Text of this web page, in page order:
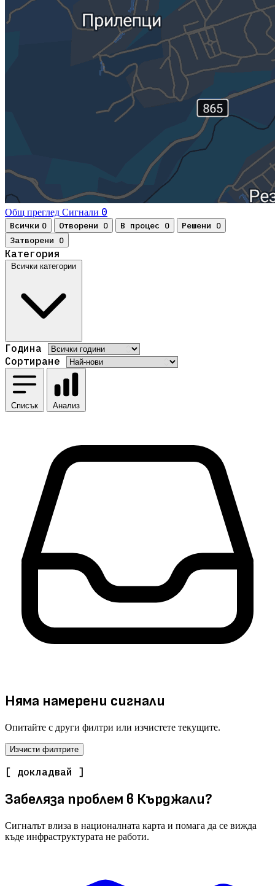
Общ преглед Сигнали 0
Всички 0 Отворени 0 В процес 0 Решени 0
Затворени 0
Категория
Всички категории
Година
Сортиране
Списък Анализ
Няма намерени сигнали
Опитайте с други филтри или изчистете текущите.
Изчисти филтрите
[ докладвай ]
Забеляза проблем в Кърджали?
Сигналът влиза в националната карта и помага да се вижда
къде инфраструктурата не работи.